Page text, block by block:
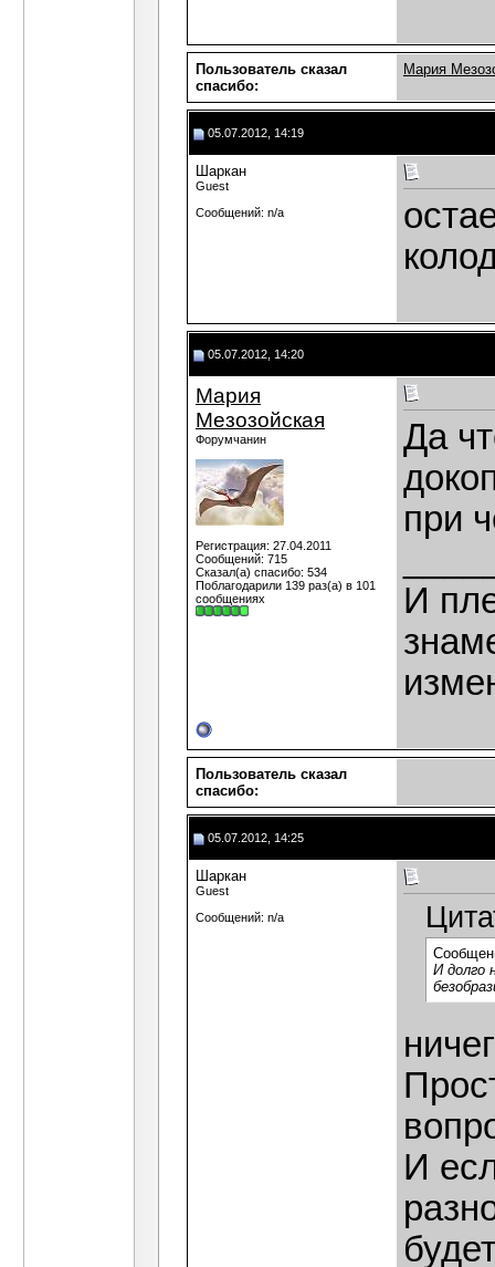
Пользователь сказал
cпасибо:
Мария
05.07.2012, 14:19
Шаркан
Guest
Сообщений: n/a
05.07.2012, 14:20
Мария
Мезозойская
Форумчанин
Регистрация: 27.04.2011
Сообщений: 715
Сказал(а) спасибо: 534
Поблагодарили 139 раз(а) в 101
сообщениях
Да
при
И
Пользователь сказал
cпасибо:
05.07.2012, 14:25
Шаркан
Guest
Сообщений: n/a
И долго
И